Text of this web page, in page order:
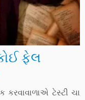
ફેલ
ટેસ્ટી ચા